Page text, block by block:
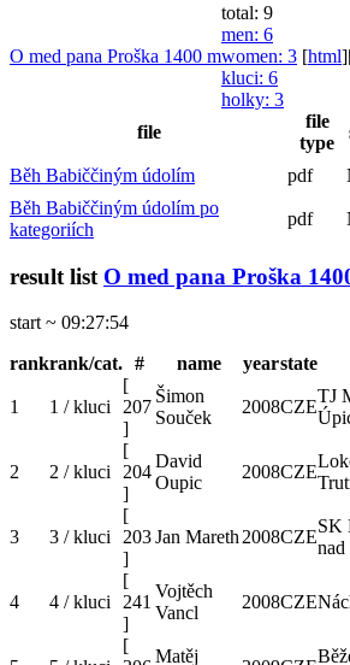
O med pana Proška 1400 m
total: 9
men: 6
women: 3
kluci: 6
holky: 3
[html]
file
file
type
Běh Babiččiným údolím pdf
Běh Babiččiným údolím po
kategoriích
pdf
result list O med pana Proška
start ~ 09:27:54
rankrank/cat. # name yearstate
1 1 / kluci
[
207
]
Šimon
Souček
2008CZE
TJ
2 2 / kluci
[
204
]
David
Oupic
2008CZE
3 3 / kluci
[
203
]
Jan Mareth 2008CZE
SK
4 4 / kluci
[
241
]
Vojtěch
Vancl
2008CZE
[
Matěj